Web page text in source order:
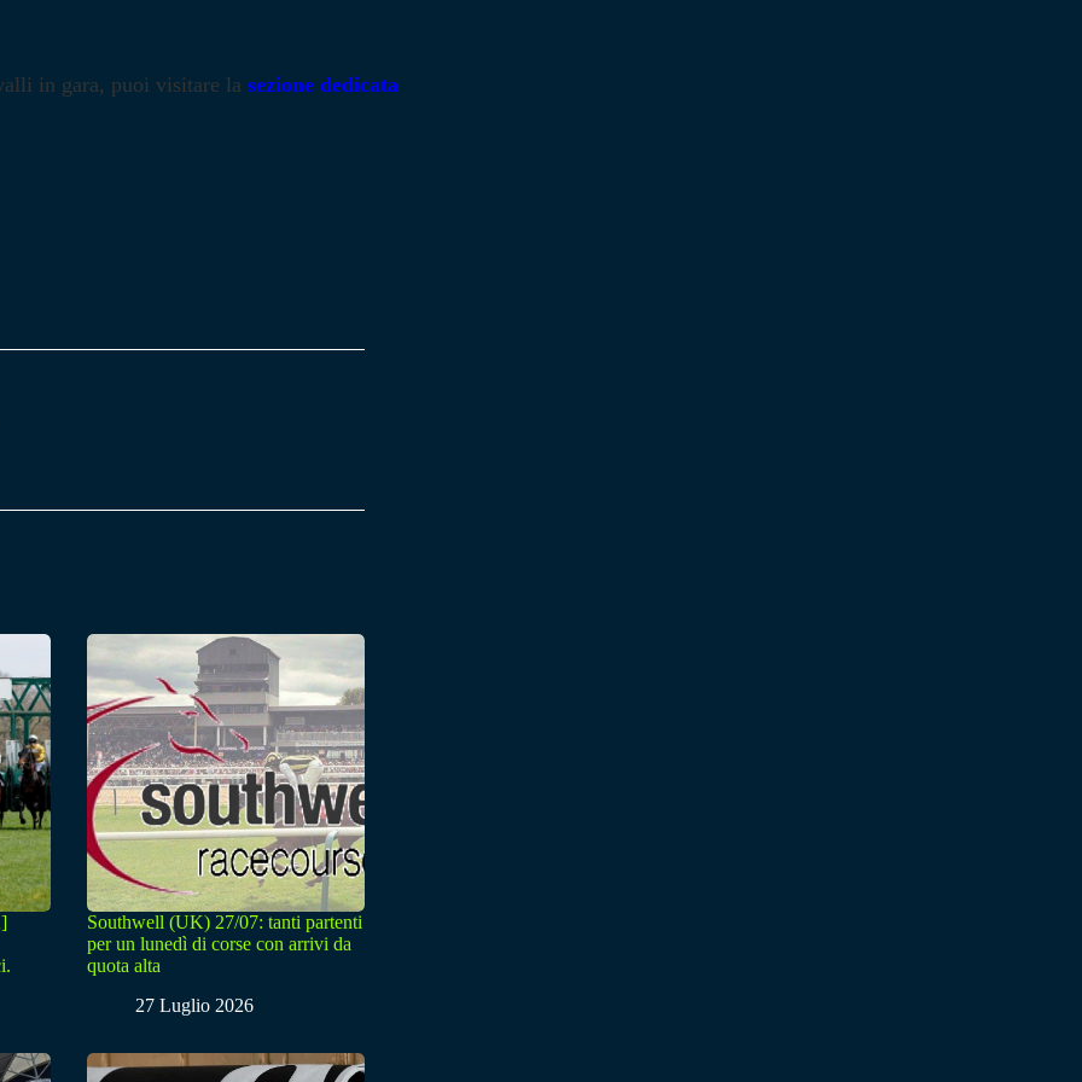
in gara, puoi visitare la sezione dedicata
Southwell (UK) 27/07: tanti partenti
per un lunedì di corse con arrivi da
quota alta
27 Luglio 2026